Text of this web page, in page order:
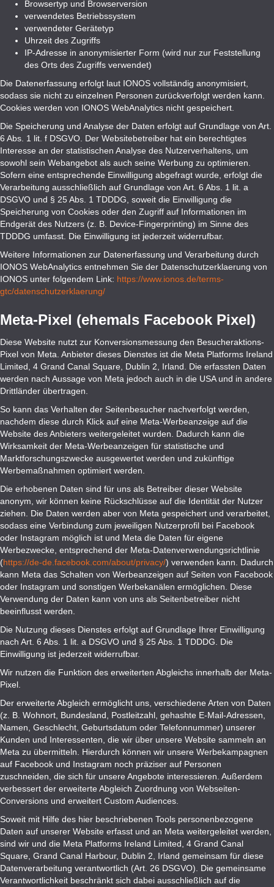
Browsertyp und Browserversion
verwendetes Betriebssystem
verwendeter Gerätetyp
Uhrzeit des Zugriffs
IP-Adresse in anonymisierter Form (wird nur zur Feststellung
des Orts des Zugriffs verwendet)
Die Datenerfassung erfolgt laut IONOS vollständig anonymisiert,
sodass sie nicht zu einzelnen Personen zurückverfolgt werden kann.
Cookies werden von IONOS WebAnalytics nicht gespeichert.
Die Speicherung und Analyse der Daten erfolgt auf Grundlage von Art.
6 Abs. 1 lit. f DSGVO. Der Websitebetreiber hat ein berechtigtes
Interesse an der statistischen Analyse des Nutzerverhaltens, um
sowohl sein Webangebot als auch seine Werbung zu optimieren.
Sofern eine entsprechende Einwilligung abgefragt wurde, erfolgt die
Verarbeitung ausschließlich auf Grundlage von Art. 6 Abs. 1 lit. a
DSGVO und § 25 Abs. 1 TDDDG, soweit die Einwilligung die
Speicherung von Cookies oder den Zugriff auf Informationen im
Endgerät des Nutzers (z. B. Device-Fingerprinting) im Sinne des
TDDDG umfasst. Die Einwilligung ist jederzeit widerrufbar.
Weitere Informationen zur Datenerfassung und Verarbeitung durch
IONOS WebAnalytics entnehmen Sie der Datenschutzerklaerung von
IONOS unter folgendem Link: https://www.ionos.de/terms-
gtc/datenschutzerklaerung/
Meta-Pixel (ehemals Facebook Pixel)
Diese Website nutzt zur Konversionsmessung den Besucheraktions-
Pixel von Meta. Anbieter dieses Dienstes ist die Meta Platforms Ireland
Limited, 4 Grand Canal Square, Dublin 2, Irland. Die erfassten Daten
werden nach Aussage von Meta jedoch auch in die USA und in andere
Drittländer übertragen.
So kann das Verhalten der Seitenbesucher nachverfolgt werden,
nachdem diese durch Klick auf eine Meta-Werbeanzeige auf die
Website des Anbieters weitergeleitet wurden. Dadurch kann die
Wirksamkeit der Meta-Werbeanzeigen für statistische und
Marktforschungszwecke ausgewertet werden und zukünftige
Werbemaßnahmen optimiert werden.
Die erhobenen Daten sind für uns als Betreiber dieser Website
anonym, wir können keine Rückschlüsse auf die Identität der Nutzer
ziehen. Die Daten werden aber von Meta gespeichert und verarbeitet,
sodass eine Verbindung zum jeweiligen Nutzerprofil bei Facebook
oder Instagram möglich ist und Meta die Daten für eigene
Werbezwecke, entsprechend der Meta-Datenverwendungsrichtlinie
(https://de-de.facebook.com/about/privacy/) verwenden kann. Dadurch
kann Meta das Schalten von Werbeanzeigen auf Seiten von Facebook
oder Instagram und sonstigen Werbekanälen ermöglichen. Diese
Verwendung der Daten kann von uns als Seitenbetreiber nicht
beeinflusst werden.
Die Nutzung dieses Dienstes erfolgt auf Grundlage Ihrer Einwilligung
nach Art. 6 Abs. 1 lit. a DSGVO und § 25 Abs. 1 TDDDG. Die
Einwilligung ist jederzeit widerrufbar.
Wir nutzen die Funktion des erweiterten Abgleichs innerhalb der Meta-
Pixel.
Der erweiterte Abgleich ermöglicht uns, verschiedene Arten von Daten
(z. B. Wohnort, Bundesland, Postleitzahl, gehashte E-Mail-Adressen,
Namen, Geschlecht, Geburtsdatum oder Telefonnummer) unserer
Kunden und Interessenten, die wir über unsere Website sammeln an
Meta zu übermitteln. Hierdurch können wir unsere Werbekampagnen
auf Facebook und Instagram noch präziser auf Personen
zuschneiden, die sich für unsere Angebote interessieren. Außerdem
verbessert der erweiterte Abgleich Zuordnung von Webseiten-
Conversions und erweitert Custom Audiences.
Soweit mit Hilfe des hier beschriebenen Tools personenbezogene
Daten auf unserer Website erfasst und an Meta weitergeleitet werden,
sind wir und die Meta Platforms Ireland Limited, 4 Grand Canal
Square, Grand Canal Harbour, Dublin 2, Irland gemeinsam für diese
Datenverarbeitung verantwortlich (Art. 26 DSGVO). Die gemeinsame
Verantwortlichkeit beschränkt sich dabei ausschließlich auf die